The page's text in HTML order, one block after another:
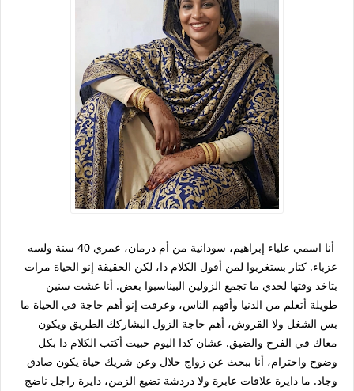
أنا اسمي علياء إبراهيم، سودانية من أم درمان، عمري 40 سنة ولسه
عزباء. كتار بستغربوا لمن أقول الكلام دا، لكن الحقيقة إنو الحياة مرات
بتاخد وقتها لحدي ما تجمع الزولين البيناسبوا بعض. أنا عشت سنين
طويلة أتعلم من الدنيا وأفهم الناس، وعرفت إنو أهم حاجة في الحياة ما
بس الشغل ولا القروش، أهم حاجة الزول البشاركك الطريق ويكون
معاك في الفرح والضيق. عشان كدا اليوم حبيت أكتب الكلام دا بكل
وضوح واحترام، أنا ببحث عن زواج حلال وعن شريك حياة يكون صادق
وجاد. ما دايرة علاقات عابرة ولا دردشة تضيع الزمن، دايرة راجل ناضج